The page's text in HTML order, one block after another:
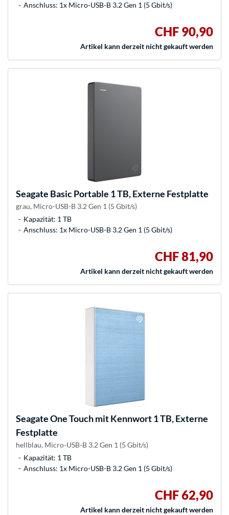
Anschluss: 1x Micro-USB-B 3.2 Gen 1 (5 Gbit/s)
CHF 90,90
Artikel kann derzeit nicht gekauft werden
Seagate Basic Portable 1 TB, Externe Festplatte
grau, Micro-USB-B 3.2 Gen 1 (5 Gbit/s)
Kapazität: 1 TB
Anschluss: 1x Micro-USB-B 3.2 Gen 1 (5 Gbit/s)
CHF 81,90
Artikel kann derzeit nicht gekauft werden
SeagateOne Touch mit Kennwort 1 TB, Externe
Festplatte
hellblau, Micro-USB-B 3.2 Gen 1 (5 Gbit/s)
Kapazität: 1 TB
Anschluss: 1x Micro-USB-B 3.2 Gen 1 (5 Gbit/s)
CHF 62,90
Artikel kann derzeit nicht gekauft werden